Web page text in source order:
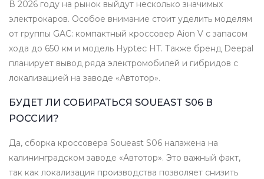
В 2026 году на рынок выйдут несколько значимых
электрокаров. Особое внимание стоит уделить моделям
от группы GAC: компактный кроссовер Aion V с запасом
хода до 650 км и модель Hyptec HT. Также бренд Deepal
планирует вывод ряда электромобилей и гибридов с
локализацией на заводе «Автотор».
БУДЕТ ЛИ СОБИРАТЬСЯ SOUEAST S06 В
РОССИИ?
Да, сборка кроссовера Soueast S06 налажена на
калининградском заводе «Автотор». Это важный факт,
так как локализация производства позволяет снизить